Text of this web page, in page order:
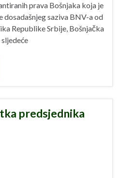
prava Bošnjaka koja je
saziva BNV-a od
Republike Srbije, Bošnjačka
predsjednika